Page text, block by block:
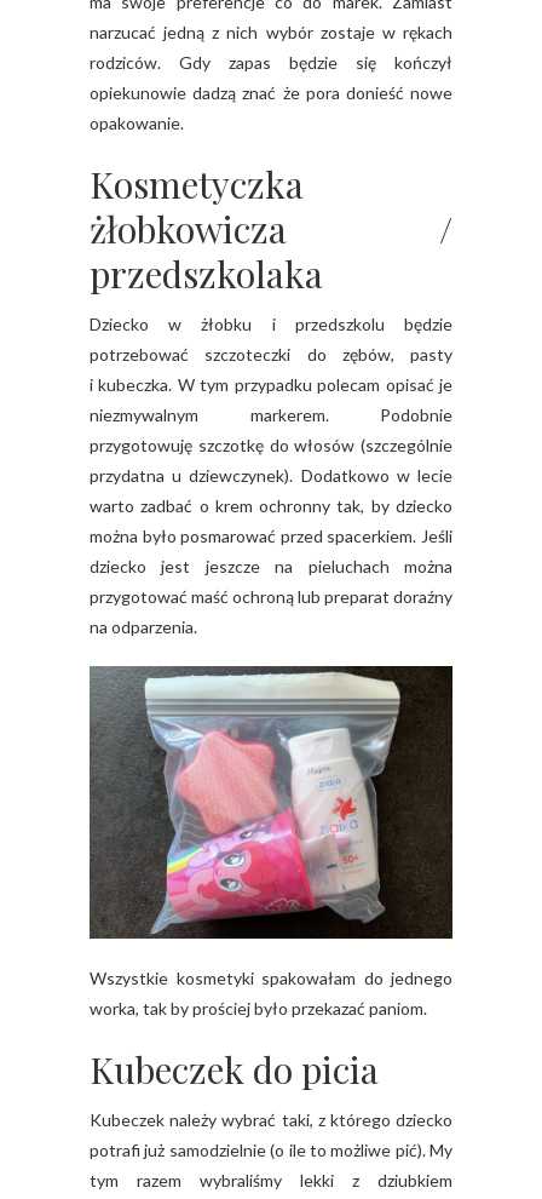
narzucać jedną z nich wybór zostaje w rękach
rodziców. Gdy zapas będzie się kończył
opiekunowie dadzą znać że pora donieść nowe
opakowanie.
Kosmetyczka
żłobkowicza /
przedszkolaka
Dziecko w żłobku i przedszkolu będzie
potrzebować szczoteczki do zębów, pasty
i kubeczka. W tym przypadku polecam opisać je
niezmywalnym markerem. Podobnie
przygotowuję szczotkę do włosów (szczególnie
przydatna u dziewczynek). Dodatkowo w lecie
warto zadbać o krem ochronny tak, by dziecko
można było posmarować przed spacerkiem. Jeśli
dziecko jest jeszcze na pieluchach można
przygotować maść ochroną lub preparat doraźny
na odparzenia.
Wszystkie kosmetyki spakowałam do jednego
worka, tak by prościej było przekazać paniom.
Kubeczek do picia
Kubeczek należy wybrać taki, z którego dziecko
potrafi już samodzielnie (o ile to możliwe pić). My
tym razem wybraliśmy lekki z dziubkiem